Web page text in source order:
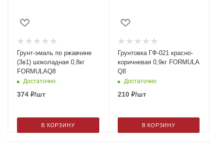
Грунт-эмаль по ржавчине
(3в1) шоколадная 0,8кг
FORMULAQ8
Достаточно
374 ₽/шт
В КОРЗИНУ
Грунтовка ГФ-021 красно-
коричневая 0,9кг FORMULA
Q8
Достаточно
210₽/шт
В КОРЗИНУ